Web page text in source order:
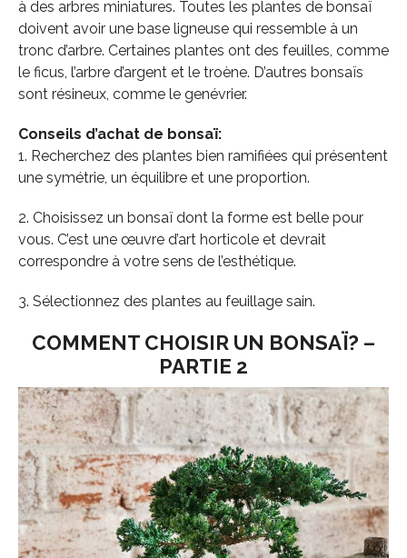
à des arbres miniatures. Toutes les plantes de bonsaï
doivent avoir une base ligneuse qui ressemble à un
tronc d’arbre. Certaines plantes ont des feuilles, comme
le ficus, l’arbre d’argent et le troène. D’autres bonsaïs
sont résineux, comme le genévrier.
Conseils d’achat de bonsaï:
1. Recherchez des plantes bien ramifiées qui présentent
une symétrie, un équilibre et une proportion.
2. Choisissez un bonsaï dont la forme est belle pour
vous. C’est une œuvre d’art horticole et devrait
correspondre à votre sens de l’esthétique.
3. Sélectionnez des plantes au feuillage sain.
COMMENT CHOISIR UN BONSAÏ? –
PARTIE 2